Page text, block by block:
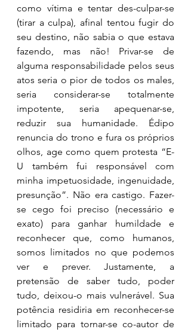
como vítima e tentar des-culpar-se
(tirar a culpa), afinal tentou fugir do
seu destino, não sabia o que estava
fazendo, mas não! Privar-se de
alguma responsabilidade pelos seus
atos seria o pior de todos os males,
seria considerar-se totalmente
impotente, seria apequenar-se,
reduzir sua humanidade. Édipo
renuncia do trono e fura os próprios
olhos, age como quem protesta “E-
U também fui responsável com
minha impetuosidade, ingenuidade,
presunção”. Não era castigo. Fazer-
se cego foi preciso (necessário e
exato) para ganhar humildade e
reconhecer que, como humanos,
somos limitados no que podemos
ver e prever. Justamente, a
pretensão de saber tudo, poder
tudo, deixou-o mais vulnerável. Sua
potência residiria em reconhecer-se
limitado para tornar-se co-autor de